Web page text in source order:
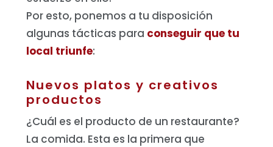
Por esto, ponemos a tu disposición
algunas tácticas para conseguir que tu
local triunfe:
Nuevos platos y creativos
productos
¿Cuál es el producto de un restaurante?
La comida. Esta es la primera que